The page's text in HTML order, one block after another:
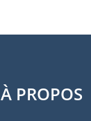
À PROPOS